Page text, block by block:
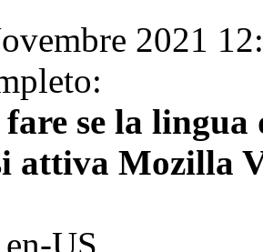
2021
fare se la
attiva Mozilla